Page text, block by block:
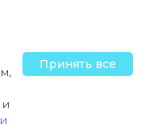
и
Принять все